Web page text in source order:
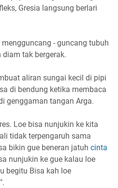
Gresia langsung berlari
mengguncang - guncang tubuh
tak bergerak.
aliran sungai kecil di pipi
di bendung ketika membaca
genggaman tangan Arga.
Loe bisa nunjukin ke kita
tidak terpengaruh sama
bikin gue beneran jatuh cinta
nunjukin ke gue kalau loe
begitu Bisa kah loe